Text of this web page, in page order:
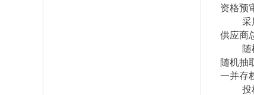
资格预
采
供应商
随机抽
一并存
投